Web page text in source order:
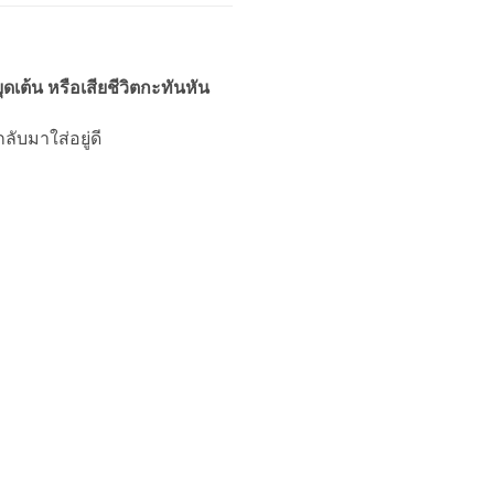
เต้น หรือเสียชีวิตกะทันหัน
ลับมาใส่อยู่ดี